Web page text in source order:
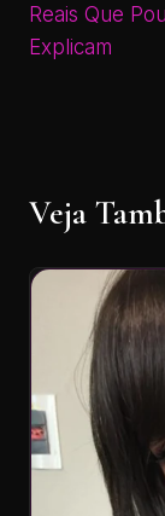
Reais Que
Explicam
Veja